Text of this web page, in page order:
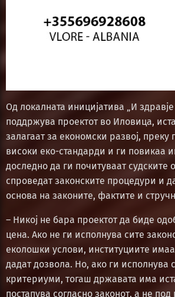
Од локалната иницијатива „И здравје
поддржува проектот во Иловица,
залагаат за економски развој,
високи еко-стандарди и ги повикаа
доследно да ги почитуваат судските
спроведат законските процедури и
основа на законите, фактите и
– Никој не бара проектот да биде
цена. Ако не ги исполнува сите
еколошки услови, институциите
дадат дозвола. Но, ако ги исполнува
критериуми, тогаш државата има
постапува согласно законот, а не